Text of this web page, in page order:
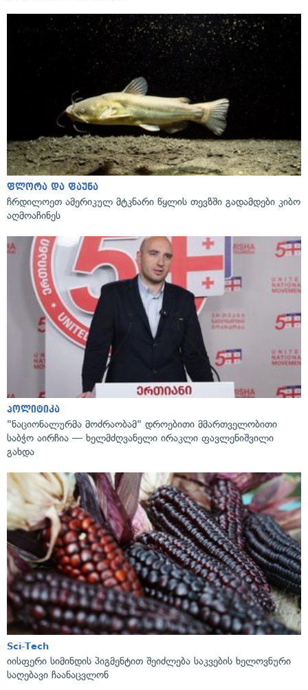
ფლორა და ფაუნა
ჩრდილოეთ ამერიკულ მტკნარი წყლის თევზში გადამდები კიბო
აღმოაჩინეს
პოლიტიკა
"ნაციონალურმა მოძრაობამ" დროებითი მმართველობითი
საბჭო აირჩია — ხელმძღვანელი ირაკლი ფავლენიშვილი
გახდა
Sci-Tech
იისფერი სიმინდის პიგმენტით შეიძლება საკვების ხელოვნური
საღებავი ჩაანაცვლონ